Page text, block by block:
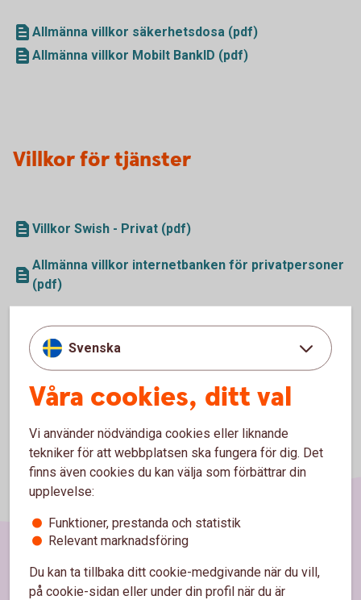
Allmänna villkor säkerhetsdosa (pdf)
Allmänna villkor Mobilt BankID (pdf)
Villkor för tjänster
Villkor Swish - Privat (pdf)
Allmänna villkor internetbanken för privatpersoner
(pdf)
Svenska
Våra cookies, ditt val
Vi använder nödvändiga cookies eller liknande
tekniker för att webbplatsen ska fungera för dig. Det
finns även cookies du kan välja som förbättrar din
upplevelse:
Funktioner, prestanda och statistik
Relevant marknadsföring
Du kan ta tillbaka ditt cookie-medgivande när du vill,
på cookie-sidan eller under din profil när du är
Sidfot
Räkna